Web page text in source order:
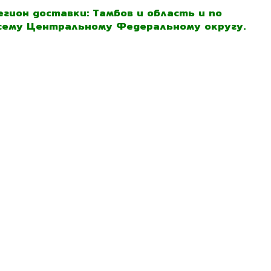
доставки: Тамбов и область и по
Центральному Федеральному округу.